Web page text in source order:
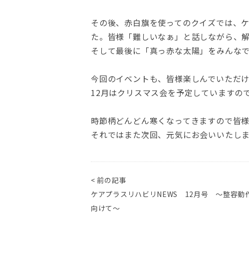
その後、赤白旗を使ってのクイズでは、
た。皆様「難しいなぁ」と話しながら、
そして最後に「真っ赤な太陽」をみんな
今回のイベントも、皆様楽しんでいただ
12月はクリスマス会を予定していますの
時節柄どんどん寒くなってきますので皆
それではまた次回、元気にお会いいたしま
< 前の記事
ケアプラスリハビリNEWS 12月号 ～整容動
向けて～